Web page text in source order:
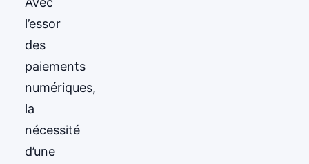
l’essor
des
paiements
numériques,
la
nécessité
d’une